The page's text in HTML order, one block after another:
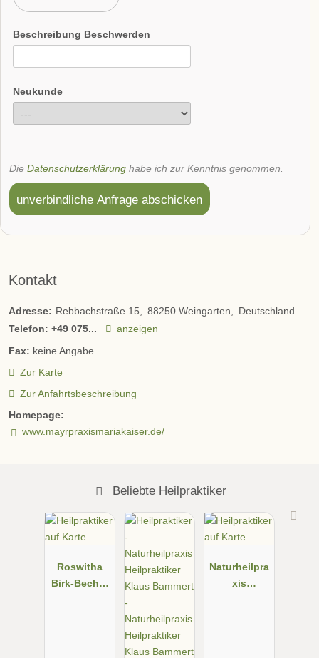
Beschreibung Beschwerden
Neukunde
Die Datenschutzerklärung habe ich zur Kenntnis genommen.
unverbindliche Anfrage abschicken
Kontakt
Adresse: Rebbachstraße 15 88250 Weingarten
Deutschland
Telefon: +49 075...
anzeigen
Fax: keine Angabe
Zur Karte
Zur Anfahrtsbeschreibung
Homepage:
www.mayrpraxismariakaiser.de/
Beliebte Heilpraktiker
Roswitha
Birk-Becht -
Naturheilpra
xis